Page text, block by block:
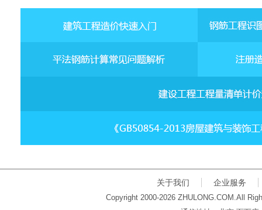
关于我们 企业服务
Copyright 2000-2026 ZHULONG.COM.All